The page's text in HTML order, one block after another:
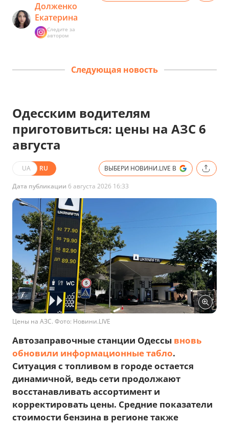
Долженко
Екатерина
Следите за
автором
Следующая новость
Одесским водителям
приготовиться: цены на АЗС 6
августа
UA RU ВЫБЕРИ НОВИНИ.LIVE В
Дата публикации 6 августа 2026 16:33
Цены на АЗС. Фото: Новини.LIVE
Автозаправочные станции Одессы вновь
обновили информационные табло.
Ситуация с топливом в городе остается
динамичной, ведь сети продолжают
восстанавливать ассортимент и
корректировать цены. Средние показатели
стоимости бензина в регионе также